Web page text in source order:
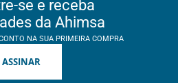
se e receba
da Ahimsa
NA SUA PRIMEIRA COMPRA
ASSINAR